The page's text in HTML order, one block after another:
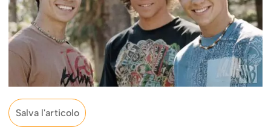
Salva l'articolo